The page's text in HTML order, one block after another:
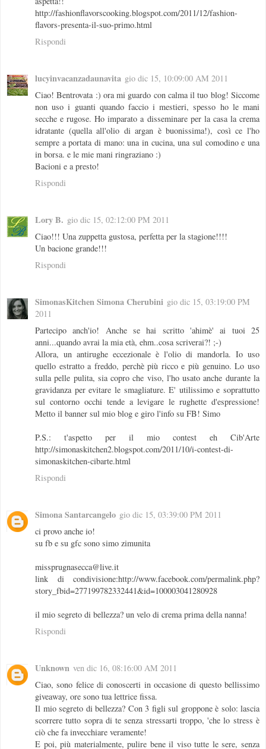
http://fashionflavorscooking.blogspot.com/2011/12/fashion-
flavors-presenta-il-suo-primo.html
Rispondi
lucyinvacanzadaunavita gio dic 15, 10:09:00 AM 2011
Ciao! Bentrovata :) ora mi guardo con calma il tuo blog! Siccome
non uso i guanti quando faccio i mestieri, spesso ho le mani
secche e rugose. Ho imparato a disseminare per la casa la crema
idratante (quella all'olio di argan è buonissima!), così ce l'ho
sempre a portata di mano: una in cucina, una sul comodino e una
in borsa. e le mie mani ringraziano :)
Bacioni e a presto!
Rispondi
Lory B. gio dic 15, 02:12:00 PM 2011
Ciao!!! Una zuppetta gustosa, perfetta per la stagione!!!!
Un bacione grande!!!
Rispondi
SimonasKitchen Simona Cherubini gio dic 15, 03:19:00 PM
2011
Partecipo anch'io! Anche se hai scritto 'ahimè' ai tuoi 25
anni...quando avrai la mia età, ehm..cosa scriverai?! ;-)
Allora, un antirughe eccezionale è l'olio di mandorla. Io uso
quello estratto a freddo, perchè più ricco e più genuino. Lo uso
sulla pelle pulita, sia copro che viso, l'ho usato anche durante la
gravidanza per evitare le smagliature. E' utilissimo e soprattutto
sul contorno occhi tende a levigare le rughette d'espressione!
Metto il banner sul mio blog e giro l'info su FB! Simo
P.S.: t'aspetto per il mio contest eh Cib'Arte
http://simonaskitchen2.blogspot.com/2011/10/i-contest-di-
simonaskitchen-cibarte.html
Rispondi
Simona Santarcangelo gio dic 15, 03:39:00 PM 2011
ci provo anche io!
su fb e su gfc sono simo zimunita
missprugnasecca@live.it
link di condivisione:http://www.facebook.com/permalink.php?
story_fbid=277199782332441&id=100003041280928
il mio segreto di bellezza? un velo di crema prima della nanna!
Rispondi
Unknown ven dic 16, 08:16:00 AM 2011
Ciao, sono felice di conoscerti in occasione di questo bellissimo
giveaway, ore sono tua lettrice fissa.
Il mio segreto di bellezza? Con 3 figli sul groppone è solo: lascia
scorrere tutto sopra di te senza stressarti troppo, 'che lo stress è
ciò che fa invecchiare veramente!
E poi, più materialmente, pulire bene il viso tutte le sere, senza